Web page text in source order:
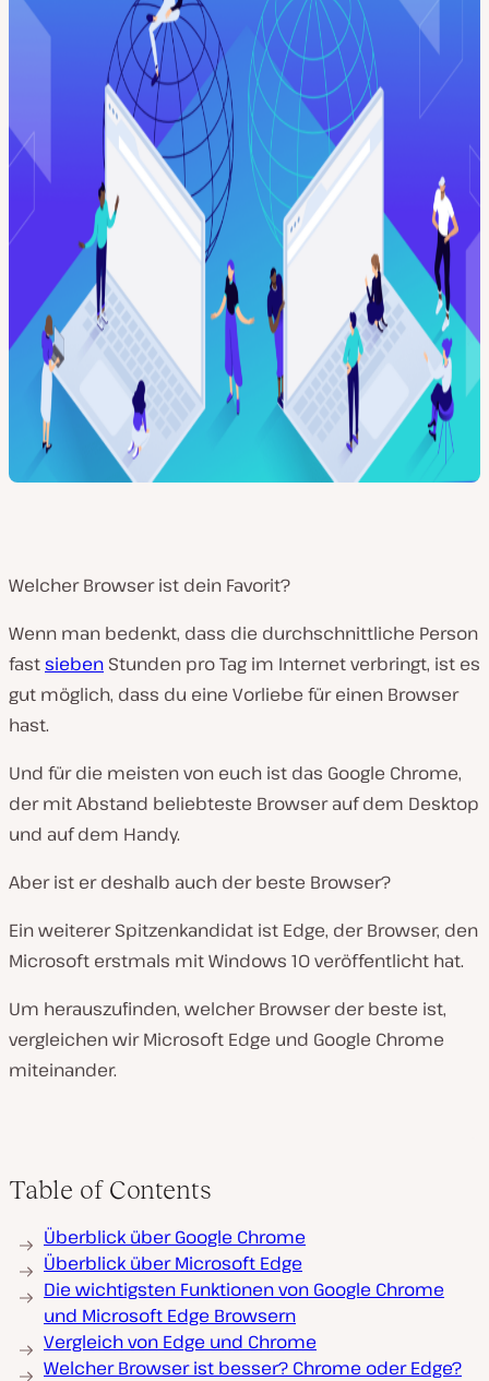
Welcher Browser ist dein Favorit?
Wenn man bedenkt, dass die durchschnittliche Person
fastsieben Stunden pro Tag im Internet verbringt, ist es
gut möglich, dass du eine Vorliebe für einen Browser
hast.
Und für die meisten von euch ist das Google Chrome,
der mit Abstand beliebteste Browser auf dem Desktop
und auf dem Handy.
Aber ist er deshalb auch der beste Browser?
Ein weiterer Spitzenkandidat ist Edge, der Browser, den
Microsoft erstmals mit Windows 10 veröffentlicht hat.
Um herauszufinden, welcher Browser der beste ist,
vergleichen wir Microsoft Edge und Google Chrome
miteinander.
Table of Contents
Überblick über Google Chrome
Überblick über Microsoft Edge
Die wichtigsten Funktionen von Google Chrome
und Microsoft Edge Browsern
Vergleich von Edge und Chrome
Welcher Browser ist besser? Chrome oder Edge?